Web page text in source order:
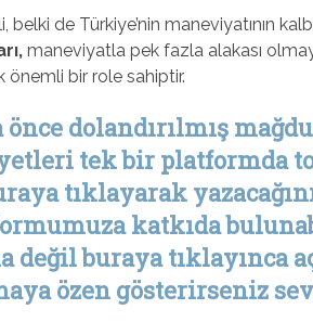
belki de Türkiye’nin maneviyatının
maneviyatla pek fazla alakası
önemli bir role sahiptir.
önce dolandırılmış
tek bir platformda
tıklayarak
katkıda
değil buraya tıklayınca
özen gösterirseniz